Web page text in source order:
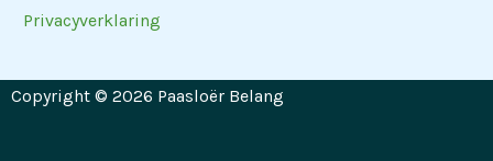
Privacyverklaring
Copyright © 2026 Paasloër Belang